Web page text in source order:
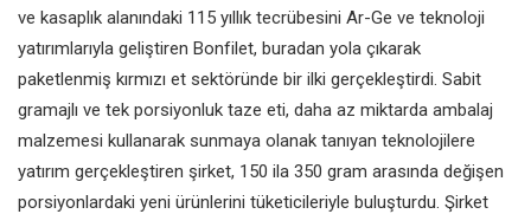
ve kasaplık alanındaki 115 yıllık tecrübesini Ar-Ge ve teknoloji
yatırımlarıyla geliştiren Bonfilet, buradan yola çıkarak
paketlenmiş kırmızı et sektöründe bir ilki gerçekleştirdi. Sabit
gramajlı ve tek porsiyonluk taze eti, daha az miktarda ambalaj
malzemesi kullanarak sunmaya olanak tanıyan teknolojilere
yatırım gerçekleştiren şirket, 150 ila 350 gram arasında değişen
porsiyonlardaki yeni ürünlerini tüketicileriyle buluşturdu. Şirket